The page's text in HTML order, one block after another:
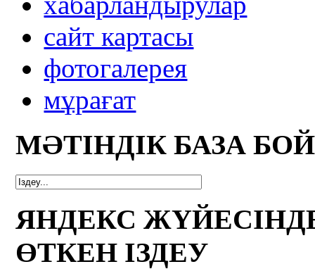
сайт картасы
фотогалерея
мұрағат
МӘТІНДІК БАЗА
ЯНДЕКС
ӨТКЕН ІЗДЕУ